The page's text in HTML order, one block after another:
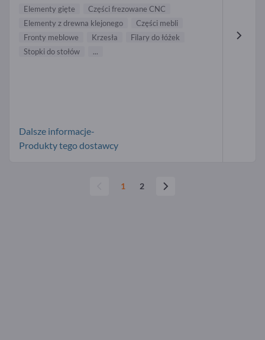
Elementy gięte
Części frezowane CNC
Elementy z drewna klejonego
Części mebli
Fronty meblowe
Krzesła
Filary do łóżek
Stopki do stołów
...
Dalsze informacje-
Produkty tego dostawcy
1 2